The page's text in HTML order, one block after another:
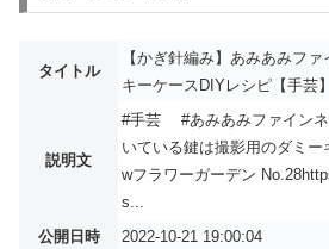
タイトル
【かぎ針編み】あみあみフ
キーケースDIYレシピ【手芸】
説明文
#手芸 #あみあみファイン
いている鍵は撮影用のダミ
wフラワーガーデン
s...
公開日時
2022-10-21 19:00:04